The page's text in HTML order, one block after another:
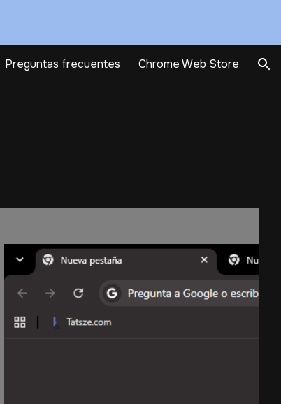
Preguntas frecuentes Chrome Web Store